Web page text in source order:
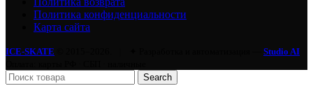
Политика конфиденциальности
Карта сайта
ICE-SKATE
Studio AI
Search